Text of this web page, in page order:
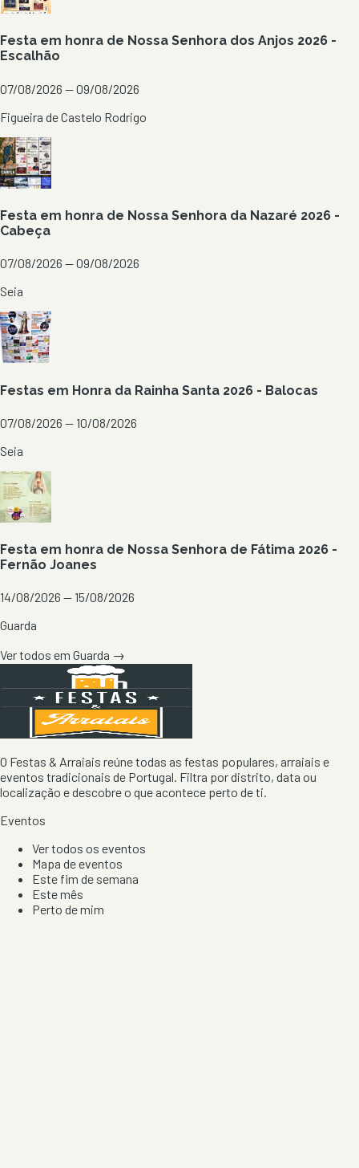
Festa em honra de Nossa Senhora dos Anjos 2026 -
Escalhão
07/08/2026 — 09/08/2026
Figueira de Castelo Rodrigo
Festa em honra de Nossa Senhora da Nazaré 2026 -
Cabeça
07/08/2026 — 09/08/2026
Seia
Festas em Honra da Rainha Santa 2026 - Balocas
07/08/2026 — 10/08/2026
Seia
Festa em honra de Nossa Senhora de Fátima 2026 -
Fernão Joanes
14/08/2026 — 15/08/2026
Guarda
Ver todos em Guarda →
O Festas & Arraiais reúne todas as festas populares, arraiais e
eventos tradicionais de Portugal. Filtra por distrito, data ou
localização e descobre o que acontece perto de ti.
Eventos
Ver todos os eventos
Mapa de eventos
Este fim de semana
Este mês
Perto de mim